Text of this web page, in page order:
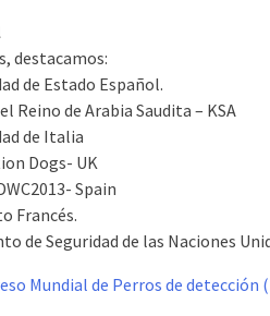
destacamos:
de Estado Español.
Reino de Arabia Saudita – KSA
de Italia
Dogs- UK
Spain
Francés.
de Seguridad de las Naciones
Mundial de Perros de detección